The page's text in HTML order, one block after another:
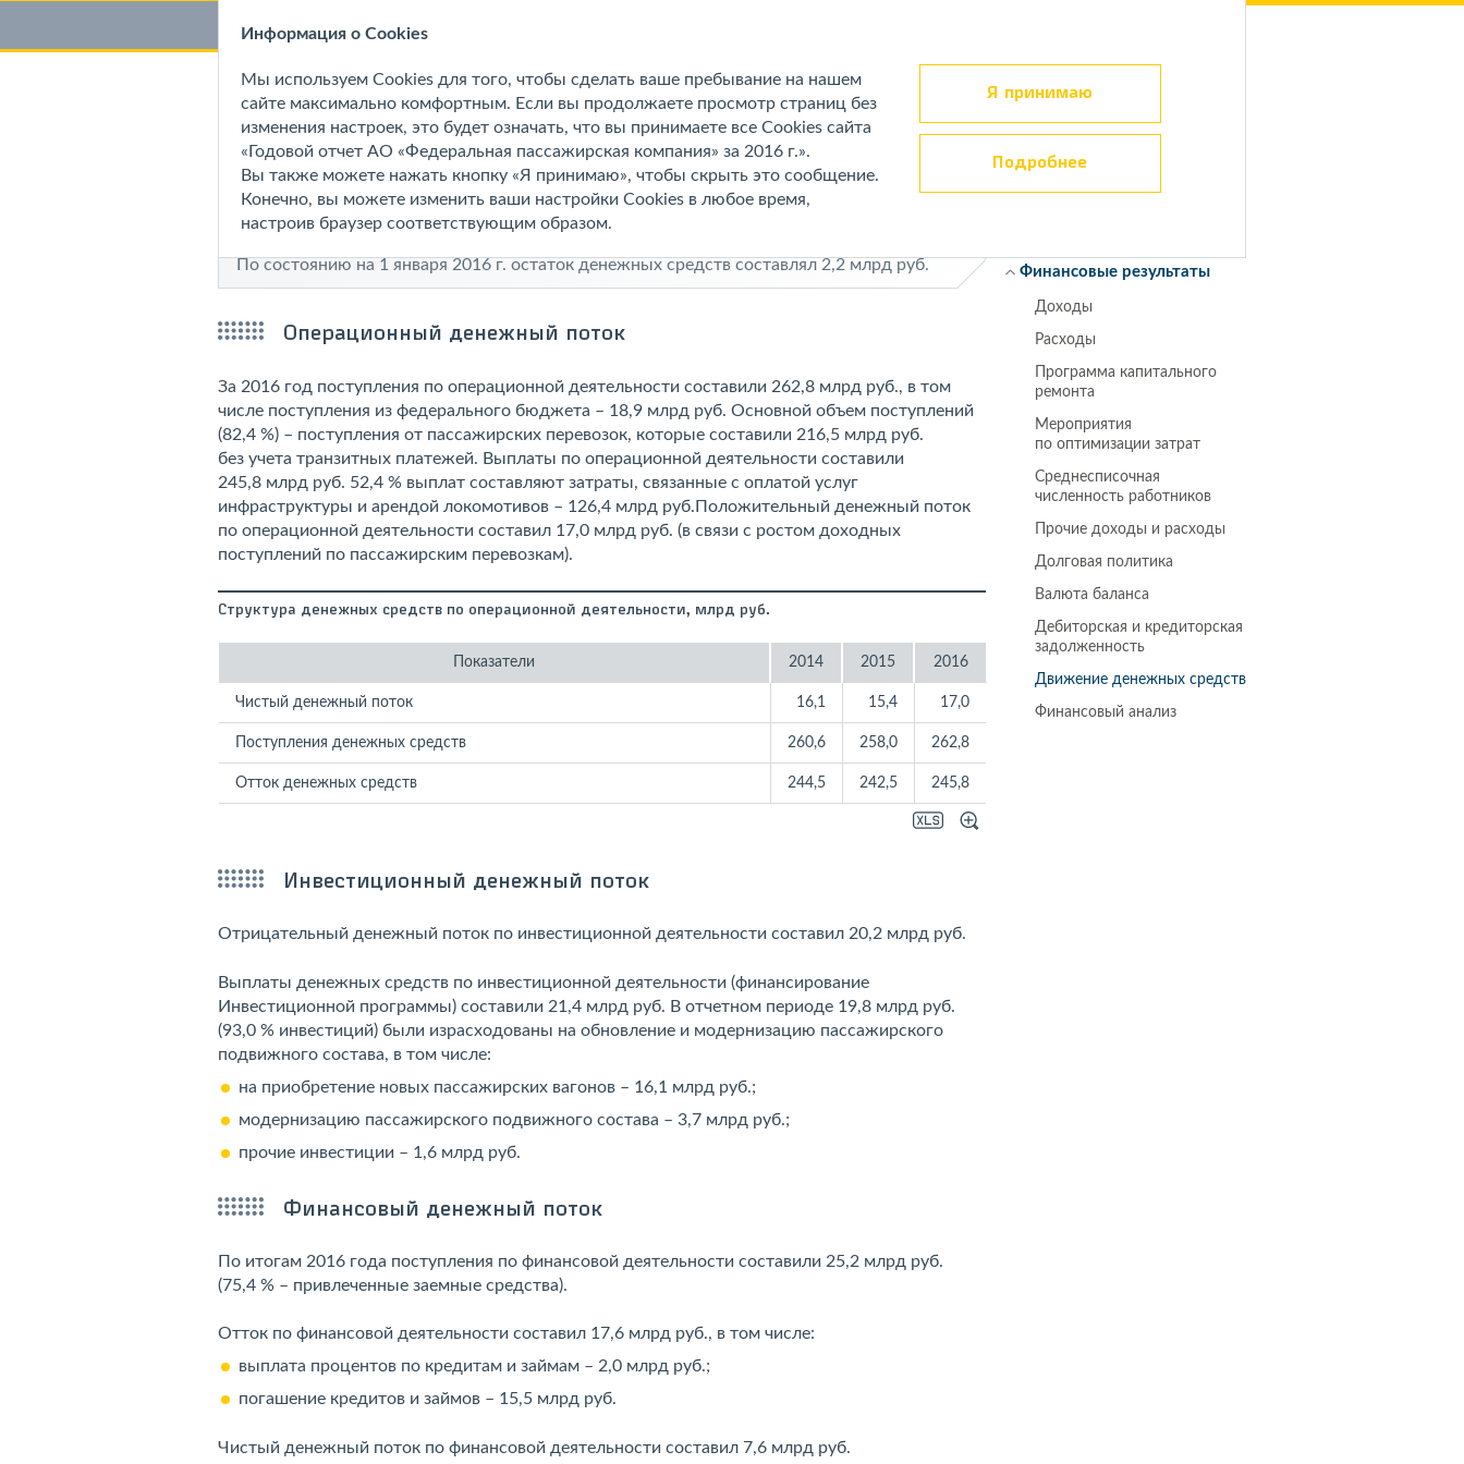
Годовой отчет 2016
Компания Стратегия Обзор рынка
рисками
Обслуживание
пассажиров
результатов
деятельность
Анализ результатов деятельности Финансовые результаты Движение денежных средств
Движение денежных средств
По состоянию на 1 января 2016 г. остаток денежных средств составлял 2,2 млрд руб.
Операционный денежный поток
За 2016 год поступления по операционной деятельности составили 262,8 млрд руб., в том
числе поступления из федерального бюджета – 18,9 млрд руб. Основной объем поступлений
(82,4 %) – поступления от пассажирских перевозок, которые составили 216,5 млрд руб.
без учета транзитных платежей. Выплаты по операционной деятельности составили
245,8 млрд руб. 52,4 % выплат составляют затраты, связанные с оплатой услуг
инфраструктуры и арендой локомотивов – 126,4 млрд руб.Положительный денежный поток
по операционной деятельности составил 17,0 млрд руб. (в связи с ростом доходных
поступлений по пассажирским перевозкам).
Структура денежных средств по операционной деятельности, млрд руб.
Показатели 2014 2015 2016
Чистый денежный поток 16,1 15,4 17,0
Поступления денежных средств 260,6 258,0 262,8
Отток денежных средств 244,5 242,5 245,8
Инвестиционный денежный поток
Отрицательный денежный поток по инвестиционной деятельности составил 20,2 млрд руб.
Выплаты денежных средств по инвестиционной деятельности (финансирование
Инвестиционной программы) составили 21,4 млрд руб. В отчетном периоде 19,8 млрд руб.
(93,0 % инвестиций) были израсходованы на обновление и модернизацию пассажирского
подвижного состава, в том числе:
на приобретение новых пассажирских вагонов – 16,1 млрд руб.;
модернизацию пассажирского подвижного состава – 3,7 млрд руб.;
прочие инвестиции – 1,6 млрд руб.
Финансовый денежный поток
По итогам 2016 года поступления по финансовой деятельности составили 25,2 млрд руб.
(75,4 % – привлеченные заемные средства).
Отток по финансовой деятельности составил 17,6 млрд руб., в том числе:
выплата процентов по кредитам и займам – 2,0 млрд руб.;
погашение кредитов и займов – 15,5 млрд руб.
Чистый денежный поток по финансовой деятельности составил 7,6 млрд руб.
Финансовые результаты
Доходы
Расходы
Программа капитального
ремонта
Мероприятия
по оптимизации затрат
Среднесписочная
численность работников
Прочие доходы и расходы
Долговая политика
Валюта баланса
Дебиторская и кредиторская
задолженность
Движение денежных средств
Финансовый анализ
Информация о Cookies
Мы используем Cookies для того, чтобы сделать ваше пребывание на нашем
сайте максимально комфортным. Если вы продолжаете просмотр страниц без
изменения настроек, это будет означать, что вы принимаете все Cookies сайта
«Годовой отчет АО «Федеральная пассажирская компания» за 2016 г.».
Вы также можете нажать кнопку «Я принимаю», чтобы скрыть это сообщение.
Конечно, вы можете изменить ваши настройки Cookies в любое время,
настроив браузер соответствующим образом.
Я принимаю
Подробнее
1
Далее